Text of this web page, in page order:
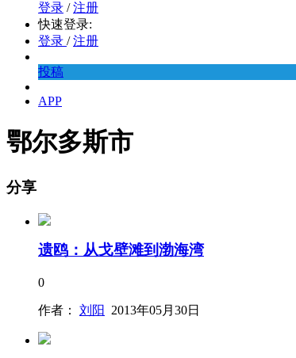
登录 / 注册
快速登录:
登录 / 注册
投稿
APP
鄂尔多斯市
分享
遗鸥：从戈壁滩到渤海湾
0
作者： 刘阳 2013年05月30日